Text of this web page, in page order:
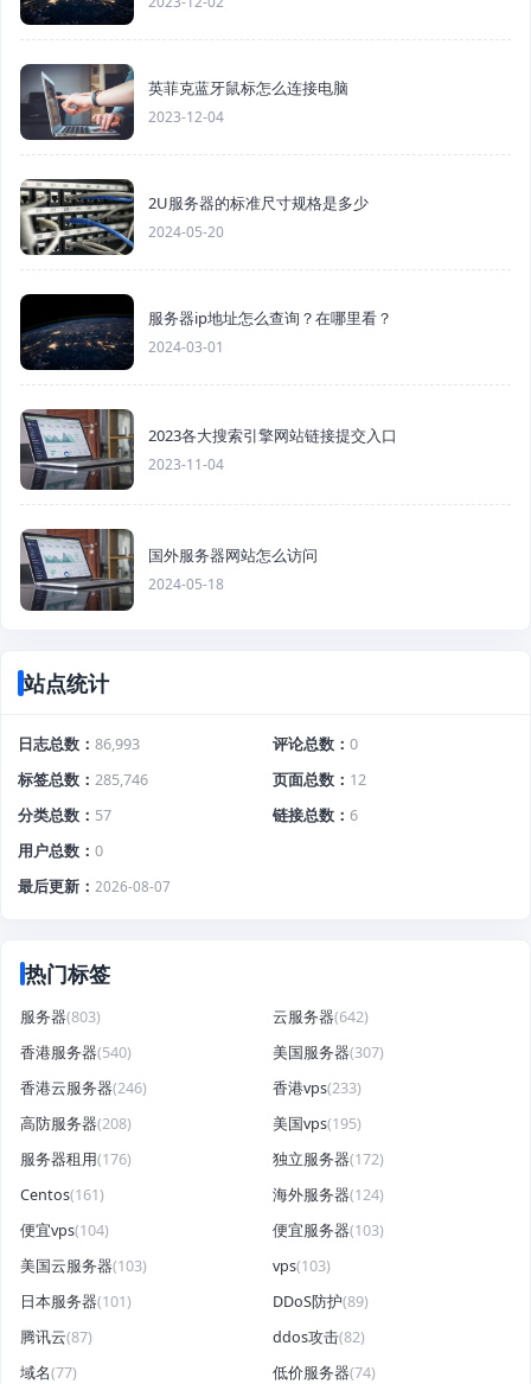
英菲克蓝牙鼠标怎么连接电脑
2023-12-04
2U服务器的标准尺寸规格是多少
2024-05-20
服务器ip地址怎么查询？在哪里看？
2024-03-01
2023各大搜索引擎网站链接提交入口
2023-11-04
国外服务器网站怎么访问
2024-05-18
站点统计
日志总数 86,993 评论总数
0
标签总数
285,746 页面总数
12
分类总数
57 链接总数
6
用户总数
0
最后更新
2026-08-07
热门标签
服务器(803) 云服务器(642)
香港服务器(540) 美国服务器(307)
香港云服务器(246) 香港vps(233)
高防服务器(208) 美国vps(195)
服务器租用(176) 独立服务器(172)
Centos(161) 海外服务器(124)
便宜vps(104) 便宜服务器(103)
美国云服务器(103) vps(103)
日本服务器(101) DDoS防护(89)
腾讯云(87) ddos攻击(82)
域名(77) 低价服务器(74)